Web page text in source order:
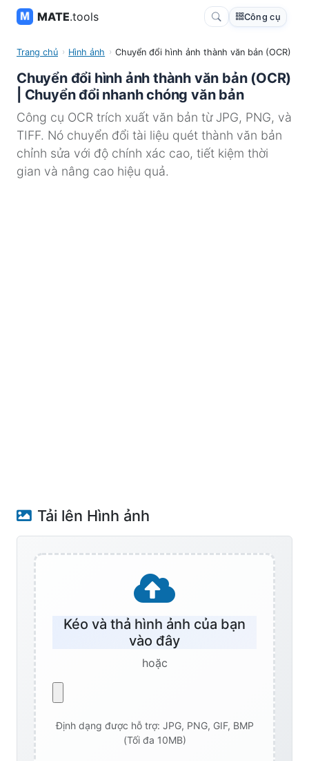
MATE.tools Công cụ
Trang chủ Hình ảnh Chuyển đổi hình ảnh thành văn bản (OCR)
Chuyển đổi hình ảnh thành văn bản (OCR)
| Chuyển đổi nhanh chóng văn bản
Công cụ OCR trích xuất văn bản từ JPG, PNG, và
TIFF. Nó chuyển đổi tài liệu quét thành văn bản
chỉnh sửa với độ chính xác cao, tiết kiệm thời
gian và nâng cao hiệu quả.
Tải lên Hình ảnh
Kéo và thả hình ảnh của bạn
vào đây
hoặc
Định dạng được hỗ trợ: JPG, PNG, GIF, BMP
(Tối đa 10MB)